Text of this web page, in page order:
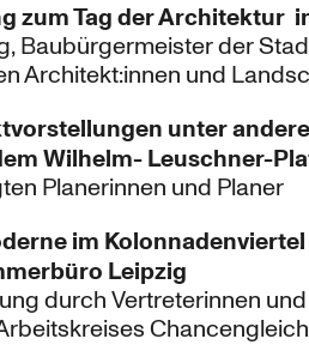
zum Tag der Architektur
Baubürgermeister der
Architekt:innen und
unter
Wilhelm- Leuschner-
Planerinnen und Planer
im
Leipzig
durch Vertreterinnen